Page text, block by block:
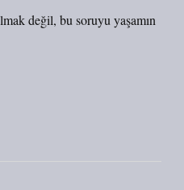
değil, bu soruyu yaşamın